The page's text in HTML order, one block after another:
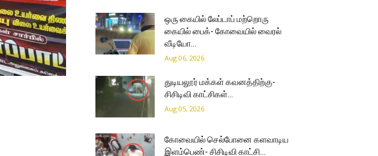
ஒரு கையில் லேப்டாப் மற்றொரு
கையில் பைக்- கோவையில் வைரல்
வீடியோ…
Aug 06, 2026
துடியலூர் மக்கள் கவனத்திற்கு-
சிசிடிவி காட்சிகள்…
Aug 05, 2026
கோவையில் செல்போனை களவாடிய
இளம்பெண்- சிசிடிவி காட்சி…